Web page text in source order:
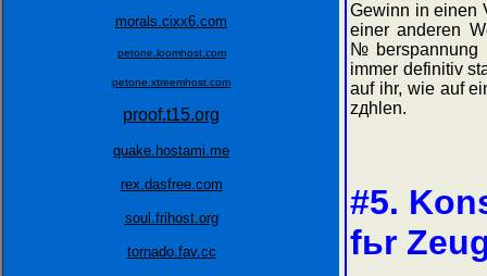
morals.cixx6.com
petone.loomhost.com
petone.xtreemhost.com
proof.t15.org
quake.hostami.me
rex.dasfree.com
soul.frihost.org
tornado.fav.cc
Gewinn in einen
einer anderen
immer definitiv
auf ihr, wie auf
zдhlen.
#5.
fьr